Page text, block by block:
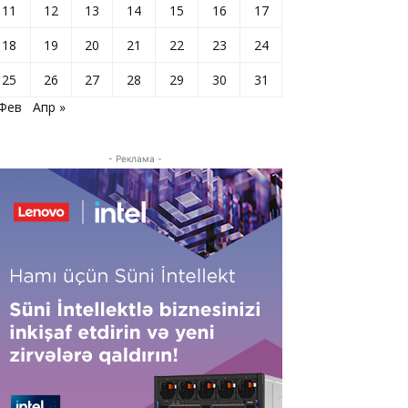
11 12 13 14 15 16
17
18
19 20 21 22 23
24
25
26 27 28 29 30
31
Апр »
- Реклама -